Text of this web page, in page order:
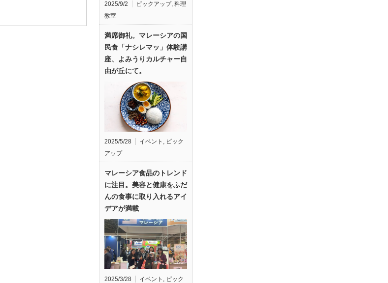
2025/9/2 ピックアップ, 料理
教室
満席御礼。マレーシアの国
民食「ナシレマッ」体験講
座、よみうりカルチャー自
由が丘にて。
2025/5/28 イベント , ピック
アップ
マレーシア食品のトレンド
に注目。美容と健康をふだ
んの食事に取り入れるアイ
デアが満載
2025/3/28 イベント
ピック